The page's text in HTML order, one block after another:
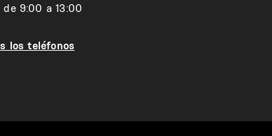
de 9:00 a 13:00
los teléfonos